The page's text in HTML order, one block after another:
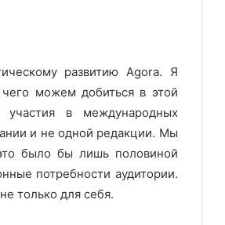
развитию Agora. Я
можем добиться в этой
в международных
и не одной редакции. Мы
было бы лишь половиной
потребности аудитории.
только для себя.